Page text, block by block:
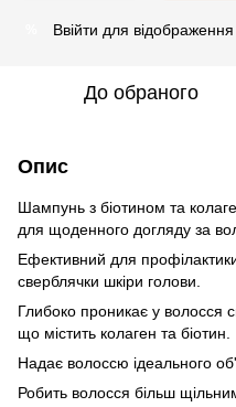
Ввійти для
До обраного
Опис
Шампунь з біотином та
для щоденного догляду за
Ефективний для
сверблячки шкіри голови.
Глибоко проникає у
що містить колаген та біотин.
Надає волоссю ідеального
Робить волосся більш